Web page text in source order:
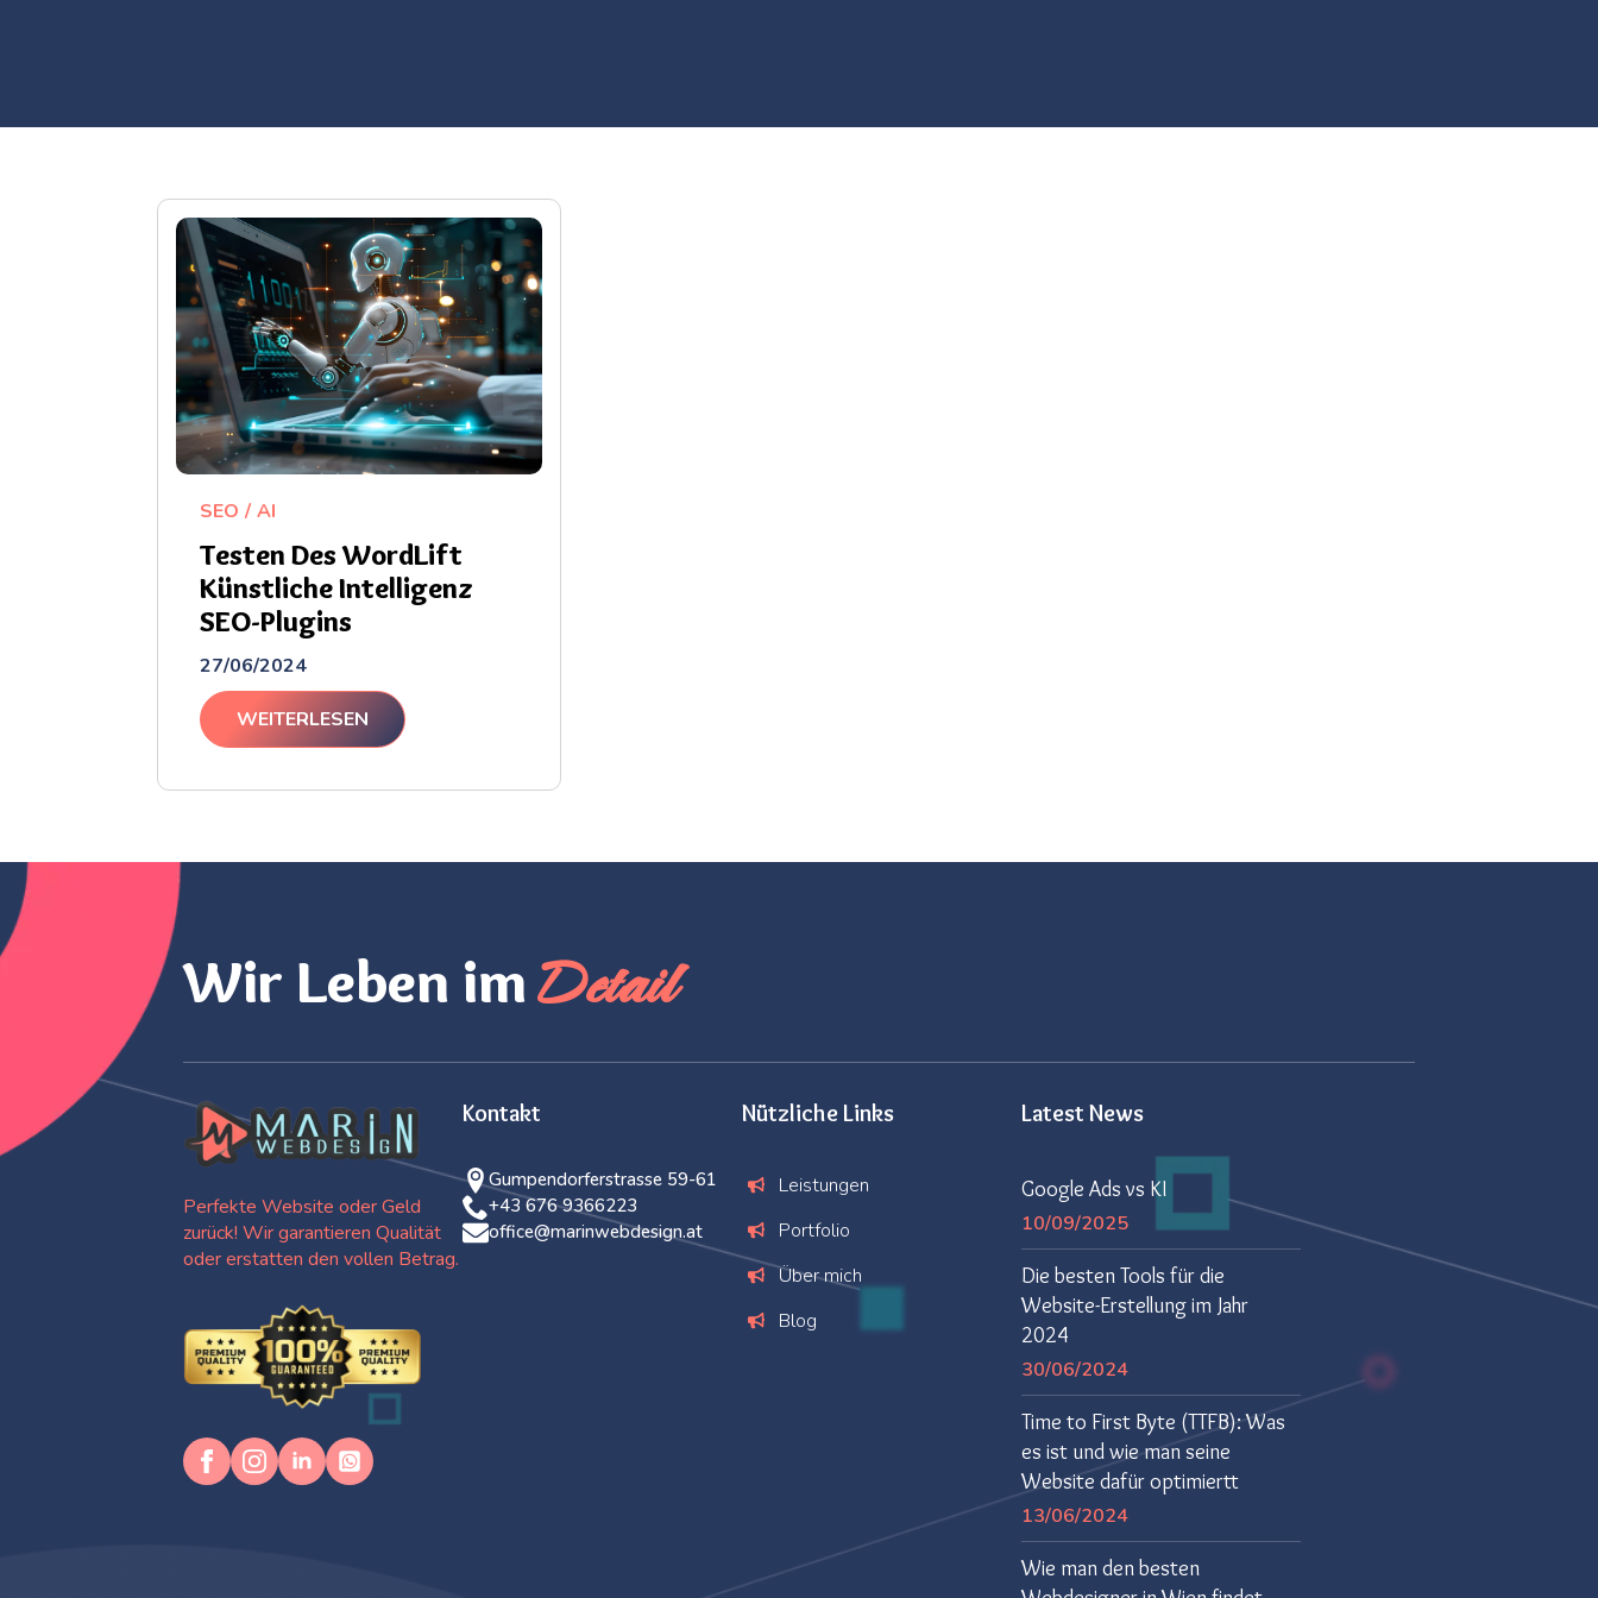
Testen Des WordLift
Künstliche Intelligenz
SEO-Plugins
27/06/2024
SEO AI
WEITERLESEN
Wir Leben imDetail
Perfekte Website oder Geld
zurück! Wir garantieren Qualität
oder erstatten den vollen Betrag.
Kontakt
Gumpendorferstrasse 59-61
+43 676 9366223
office@marinwebdesign.at
Nützliche Links
Leistungen
Portfolio
Über mich
Blog
Latest News
Google Ads vs KI
10/09/2025
Die besten Tools für die
Website-Erstellung im Jahr
2024
30/06/2024
Time to First Byte (TTFB): Was
es ist und wie man seine
Website dafür optimiertt
13/06/2024
Wie man den besten